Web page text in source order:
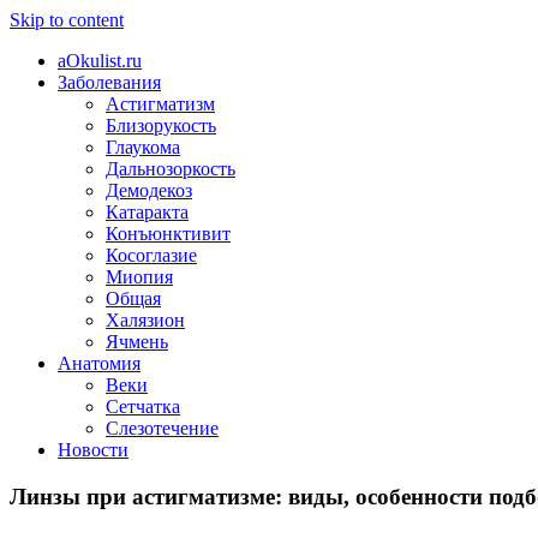
Skip to content
aOkulist.ru
Заболевания
Астигматизм
Близорукость
Глаукома
Дальнозоркость
Демодекоз
Катаракта
Конъюнктивит
Косоглазие
Миопия
Общая
Халязион
Ячмень
Анатомия
Веки
Сетчатка
Слезотечение
Новости
Линзы при астигматизме: виды, особенности